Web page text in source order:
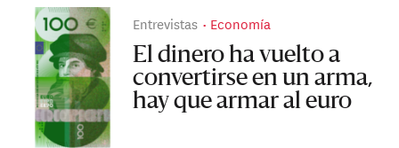
Entrevistas Economía
El dinero ha vuelto a
convertirse en un arma,
hay que armar al euro